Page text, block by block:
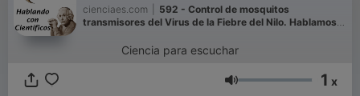
cienciaes.com
592 - Control de mosquitos
transmisores del Virus de la Fiebre del Nilo. Hablamos
Ciencia para escuchar
Volumen 1 x